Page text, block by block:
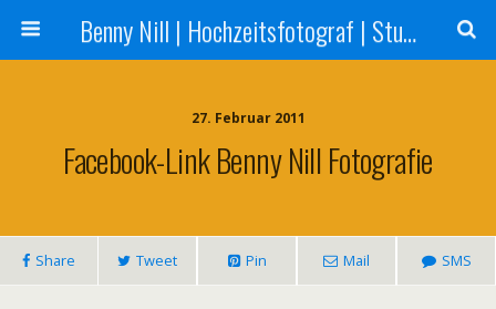
Benny Nill | Hochzeitsfotograf | Stuttgart, Tübingen, Reutlingen
27. Februar 2011
Facebook-Link Benny Nill Fotografie
Share Tweet Pin Mail SMS